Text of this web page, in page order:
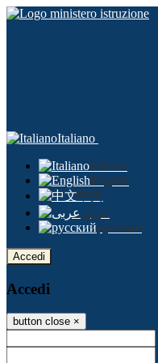
Italiano
Italiano
English
中文
عربى
русский
Accedi
Accedi
button close ×